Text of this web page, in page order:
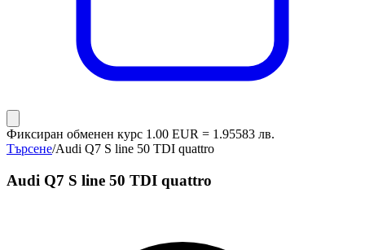
Фиксиран обменен курс 1.00 EUR = 1.95583 лв.
Търсене/Audi Q7 S line 50 TDI quattro
Audi Q7 S line 50 TDI quattro